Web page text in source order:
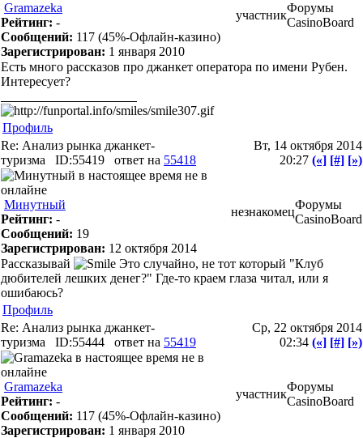
Gramazeka
Рейтинг: -
Сообщений: 117 (45%-Офлайн-казино)
Зарегистрирован: 1 января 2010
участник
Форумы
CasinoBoard
Есть много рассказов про джанкет оператора по имени Рубен.
Интересует?
Профиль
Re: Анализ рынка джанкет-
туризма
ID:55419 ответ на 55418
Вт, 14 октября 2014
20:27 («] [#] [»)
Минутный
Рейтинг: -
Сообщений: 19
Зарегистрирован: 12 октября 2014
незнакомец
Форумы
CasinoBoard
Рассказывай
Это случайно, не тот который "Клуб
дюбителей лешких денег?" Где-то краем глаза читал, или я
ошибаюсь?
Профиль
Re: Анализ рынка джанкет-
туризма
ID:55444 ответ на 55419
Ср, 22 октября 2014
02:34 («] [#] [»)
Gramazeka
Рейтинг: -
Сообщений: 117 (45%-Офлайн-казино)
Зарегистрирован: 1 января 2010
участник
Форумы
CasinoBoard